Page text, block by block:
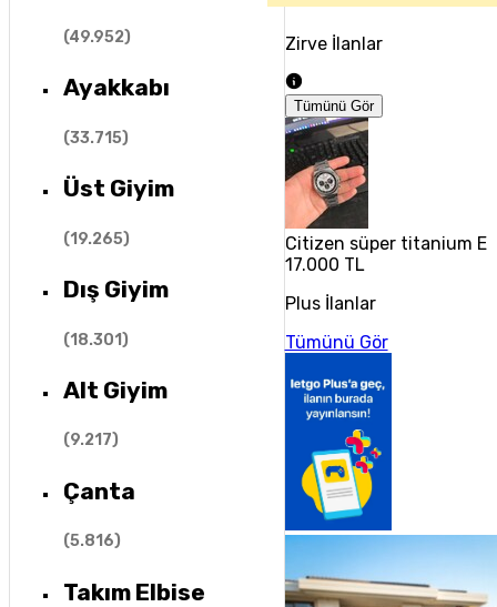
(49.952)
Ayakkabı
(33.715)
Üst Giyim
(19.265)
Dış Giyim
(18.301)
Alt Giyim
(9.217)
Çanta
(5.816)
Takım Elbise
Zirve İlanlar
Tümünü Gör
Citizen süper titanium
17.000 TL
Plus İlanlar
Tümünü Gör